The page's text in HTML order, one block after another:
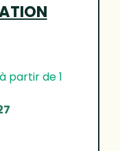
partir de 1